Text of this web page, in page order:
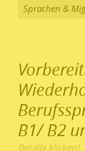
Sprachen &
B1/ B2